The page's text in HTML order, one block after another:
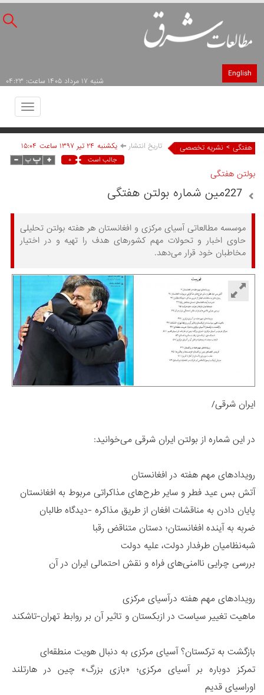
English
شنبه ۱۷ مرداد ۱۴۰۵ ساعت: ۰۴:۲۳
Toggle
هفتگی > نشریه تخصصی تاریخ انتشار يکشنبه ۲۴ تير ۱۳۹۷ ساعت ۱۵:۰۴
جالب است ۰
بولتن هفتگی
227مین شماره بولتن هفتگی
موسسه مطالعاتی آسیای مرکزی و افغانستان هر هفته بولتن تحلیلی
حاوی اخبار و تحولات مهم کشورهای هدف را تهیه و در اختیار
مخاطبان خود قرار می‌دهد.
ایران شرقی/
در این شماره از بولتن ایران شرقی می‌خوانید:
رویدادهای مهم هفته در افغانستان
آتش بس عید فطر و سایر طرح‌های مذاکراتی مربوط به افغانستان
پایان دادن به مناقشات افغان از طریق مذاکره ‌‎-‎دیدگاه طالبان
ضربه به آینده افغانستان؛ دستان متناقض رقبا
شبه‌نظامیان طرفدار دولت، علیه دولت
بررسی چرایی ناامنی‌های فراه و نقش احتمالی ایران در آن
رویدادهای مهم هفته درآسیای مرکزی
ماهیت تغییر سیاست در ازبکستان و تاثیر آن بر روابط تهران-تاشکند
بازگشت به ترکستان؟ آسیای مرکزی به دنبال هویت منطقه‌ای
تمرکز دوباره بر آسیای مرکزی؛‎ ‌‏«بازی بزرگ» چین در هارتلند
اوراسیای قدیم ‏